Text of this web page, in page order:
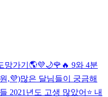
망가기🌎💜🌙🌹🔥 9와 4분
,💜)많은 달님들이 궁금해
2021년도 고생 많았어⭐️ 내